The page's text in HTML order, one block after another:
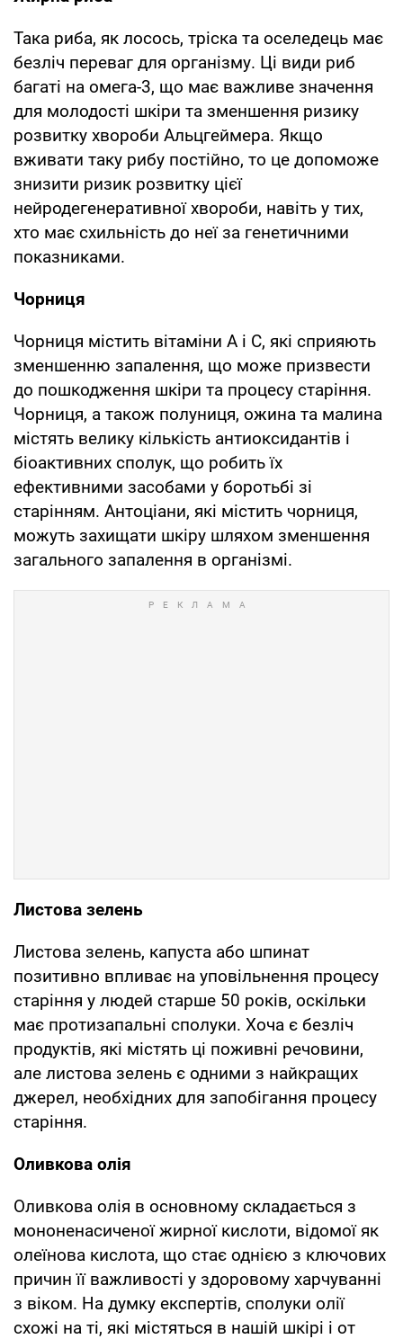
Така риба, як лосось, тріска та оселедець має
безліч переваг для організму. Ці види риб
багаті на омега-3, що має важливе значення
для молодості шкіри та зменшення ризику
розвитку хвороби Альцгеймера. Якщо
вживати таку рибу постійно, то це допоможе
знизити ризик розвитку цієї
нейродегенеративної хвороби, навіть у тих,
хто має схильність до неї за генетичними
показниками.
Чорниця
Чорниця містить вітаміни А і С, які сприяють
зменшенню запалення, що може призвести
до пошкодження шкіри та процесу старіння.
Чорниця, а також полуниця, ожина та малина
містять велику кількість антиоксидантів і
біоактивних сполук, що робить їх
ефективними засобами у боротьбі зі
старінням. Антоціани, які містить чорниця,
можуть захищати шкіру шляхом зменшення
загального запалення в організмі.
Листова зелень
Листова зелень, капуста або шпинат
позитивно впливає на уповільнення процесу
старіння у людей старше 50 років, оскільки
має протизапальні сполуки. Хоча є безліч
продуктів, які містять ці поживні речовини,
але листова зелень є одними з найкращих
джерел, необхідних для запобігання процесу
старіння.
Оливкова олія
Оливкова олія в основному складається з
мононенасиченої жирної кислоти, відомої як
олеїнова кислота, що стає однією з ключових
причин її важливості у здоровому харчуванні
з віком. На думку експертів, сполуки олії
схожі на ті, які містяться в нашій шкірі і от